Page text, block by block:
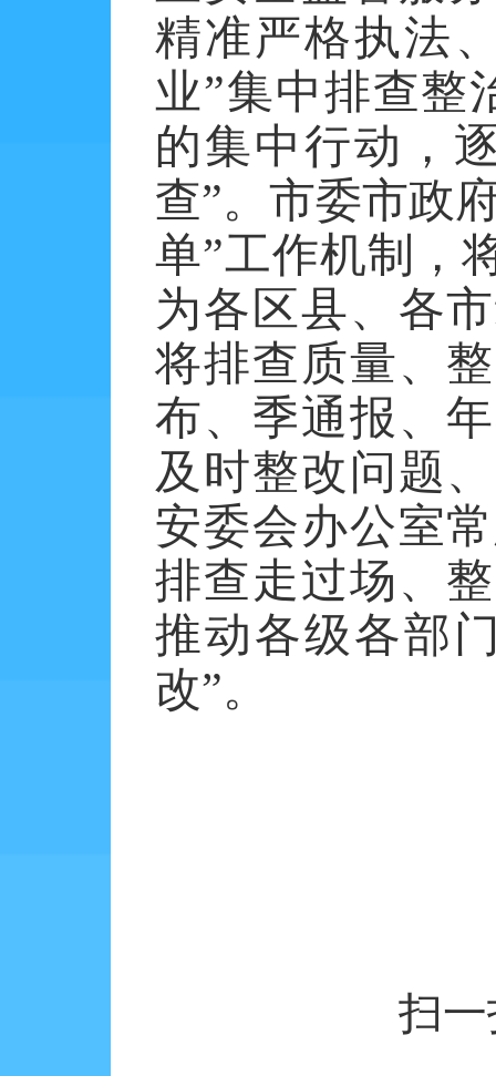
精准严格执法
业”集中排查整
的集中行动，
查”。市委市政
单”工作机制，
为各区县、各
将排查质量、
布、季通报、
及时整改问题
安委会办公室
排查走过场、
推动各级各部
改”。
扫